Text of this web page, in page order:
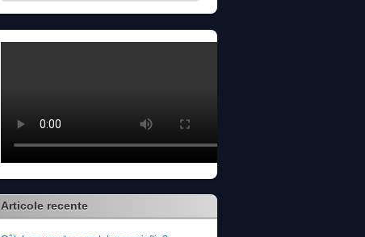
Articole recente